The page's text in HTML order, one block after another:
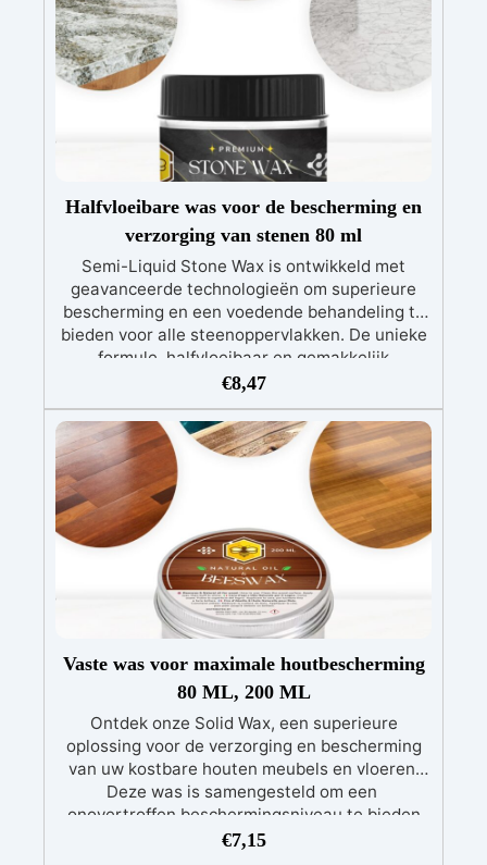
Halfvloeibare was voor de bescherming en
verzorging van stenen 80 ml
Semi-Liquid Stone Wax is ontwikkeld met
geavanceerde technologieën om superieure
bescherming en een voedende behandeling te
bieden voor alle steenoppervlakken. De unieke
formule, halfvloeibaar en gemakkelijk
smeerbaar, zorgt voor een uniforme verdeling
beschermd tegen externe elementen. Dit
product blinkt uit in het behoud van de
natuurlijke uitstraling van de steen, waardoor
deze waterdicht en bestand is tegen vlekken,
zuren, logen en krassen.
€8,47
Vaste was voor maximale houtbescherming
80 ML, 200 ML
Ontdek onze Solid Wax, een superieure
oplossing voor de verzorging en bescherming
van uw kostbare houten meubels en vloeren.
Deze was is samengesteld om een ​​
onovertroffen beschermingsniveau te bieden
en is ideaal voor het conserveren en verbeteren
€7,15